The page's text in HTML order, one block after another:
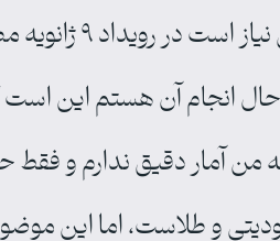
طاها تهرانی
انجام آن هستم این است
و طلاست، اما این